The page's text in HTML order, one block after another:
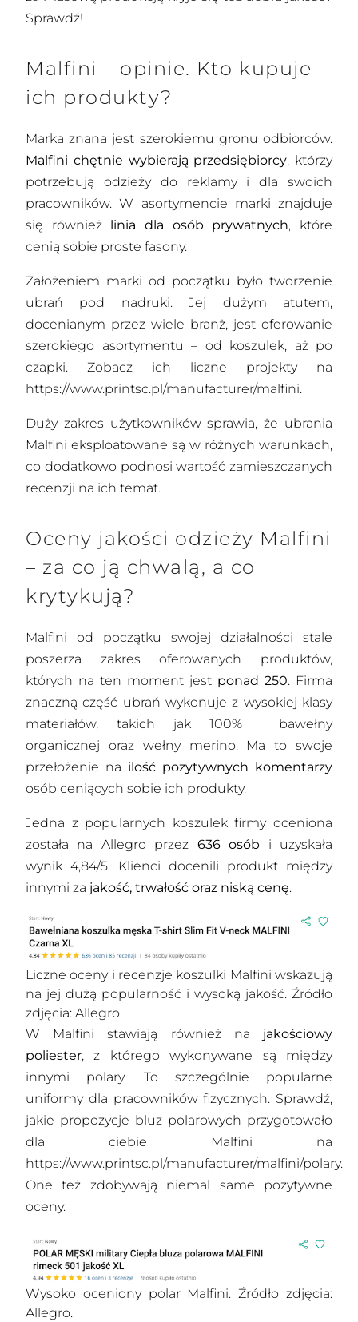
Sprawdź!
Malfini – opinie. Kto kupuje
ich produkty?
Marka znana jest szerokiemu gronu odbiorców.
Malfini chętnie wybierają przedsiębiorcy, którzy
potrzebują odzieży do reklamy i dla swoich
pracowników. W asortymencie marki znajduje
się również
linia dla osób prywatnych, które
cenią sobie proste fasony.
Założeniem marki od początku było tworzenie
ubrań pod nadruki. Jej dużym atutem,
docenianym przez wiele branż, jest oferowanie
szerokiego asortymentu – od koszulek, aż po
czapki. Zobacz ich liczne projekty na
https://www.printsc.pl/manufacturer/malfini.
Duży zakres użytkowników sprawia, że ubrania
Malfini eksploatowane są w różnych warunkach,
co dodatkowo podnosi wartość zamieszczanych
recenzji na ich temat.
Oceny jakości odzieży Malfini
– za co ją chwalą, a co
krytykują?
Malfini od początku swojej działalności stale
poszerza zakres oferowanych produktów,
których na ten moment jest ponad 250. Firma
znaczną część ubrań wykonuje z wysokiej klasy
materiałów, takich jak 100% bawełny
organicznej oraz wełny merino. Ma to swoje
przełożenie na ilość pozytywnych komentarzy
osób ceniących sobie ich produkty.
Jedna z popularnych koszulek firmy oceniona
została na Allegro przez 636 osób i uzyskała
wynik 4,84/5. Klienci docenili produkt między
innymi za jakość, trwałość oraz niską cenę.
Liczne oceny i recenzje koszulki Malfini wskazują
na jej dużą popularność i wysoką jakość. Źródło
zdjęcia: Allegro.
W Malfini stawiają również na jakościowy
poliester, z którego wykonywane są między
innymi polary. To szczególnie popularne
uniformy dla pracowników fizycznych. Sprawdź,
jakie propozycje bluz polarowych przygotowało
dla ciebie Malfini na
https://www.printsc.pl/manufacturer/malfini/polary.
One też zdobywają niemal same pozytywne
oceny.
Wysoko oceniony polar Malfini. Źródło zdjęcia:
Allegro.